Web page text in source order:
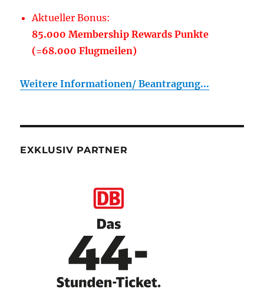
Aktueller Bonus:
85.000 Membership Rewards Punkte
(=68.000 Flugmeilen)
Weitere Informationen/ Beantragung...
EXKLUSIV PARTNER